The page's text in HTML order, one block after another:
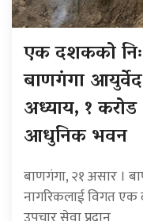
एक दशकको
बाणगंगा
अध्याय, १
आधुनिक भवन
बाणगंगा, २१ असार ।
नागरिकलाई विगत